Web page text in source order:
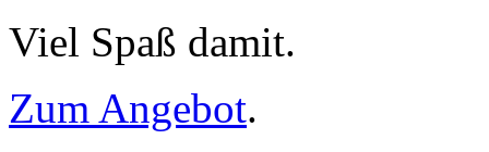
Viel Spaß damit.
Zum Angebot.